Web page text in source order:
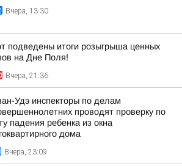
Вчера, 13:30
подведены итоги розыгрыша ценных
на Дне Поля!
Вчера, 21:36
Удэ инспекторы по делам
проводят проверку по
падения ребенка из окна
дома
Вчера, 23:09